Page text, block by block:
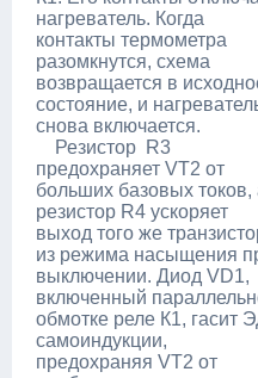
нагреватель. Когда
контакты термометра
разомкнутся, схема
возвращается в
состояние, и
снова включается.
Резистор R3
предохраняет VT2 от
больших базовых токов,
резистор R4 ускоряет
выход того же
из режима насыщения
выключении. Диод VD1,
включенный
обмотке реле К1, гасит
самоиндукции,
предохраняя VT2 от